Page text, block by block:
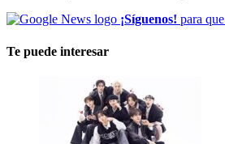
¡Síguenos! para
Te puede interesar